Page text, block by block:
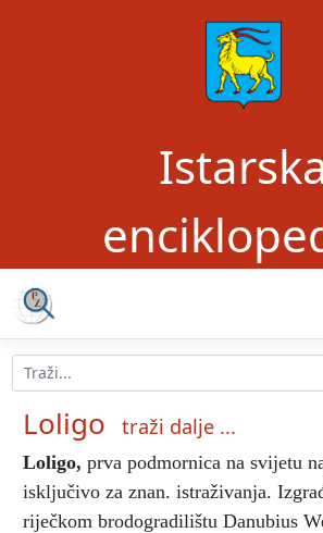
Loligo traži dalje ...
Loligo, prva podmornica na svijetu
isključivo za znan. istraživanja.
riječkom brodogradilištu Danubius